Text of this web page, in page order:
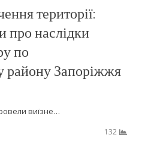
території:
про наслідки
по
району Запоріжжя
виїзне…
132